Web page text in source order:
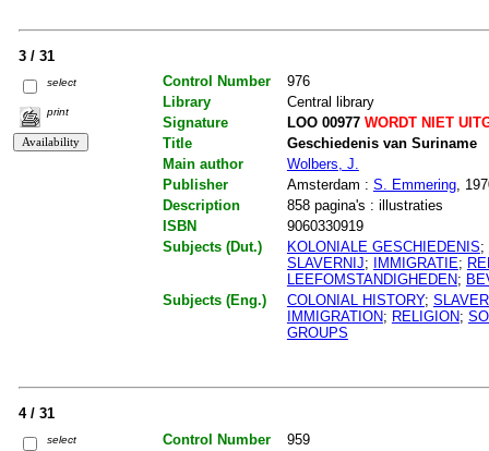
3 / 31
select
print
Control Number
976
Library
Central library
Signature
LOO 00977WORDT NIET
Title
Geschiedenis van Suriname
Main author
Wolbers, J.
Publisher
Amsterdam : S. Emmering,
Description
858 pagina's : illustraties
ISBN
9060330919
Subjects (Dut.)
KOLONIALE GESCHIEDENIS;
SLAVERNIJ; IMMIGRATIE;
LEEFOMSTANDIGHEDEN;
Subjects (Eng.)
COLONIAL HISTORY;
IMMIGRATION; RELIGION;
GROUPS
4 / 31
select Control Number
959